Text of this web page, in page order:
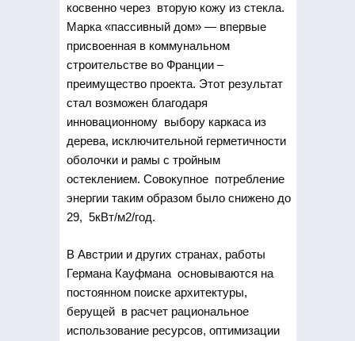
косвенно через вторую кожу из стекла.
Марка «пассивный дом» — впервые
присвоенная в коммунальном
строительстве во Франции –
преимущество проекта. Этот результат
стал возможен благодаря
инновационному выбору каркаса из
дерева, исключительной герметичности
оболочки и рамы с тройным
остеклением. Совокупное потребление
энергии таким образом было снижено до
29, 5кВт/м2/год.
В Австрии и других странах, работы
Германа Кауфмана основываются на
постоянном поиске архитектуры,
берущей в расчет рациональное
использование ресурсов, оптимизации